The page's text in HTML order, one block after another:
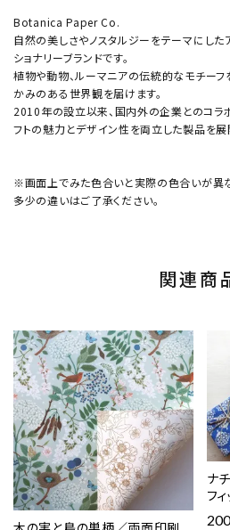
Botanica Paper Co.
自然の美しさやノスタルジーをテーマにし
ショナリーブランドです。
植物や動物、ルーマニアの伝統的なモチーフ
かみのある世界観を届けます。
2010年の設立以来、国内外の企業とのコラ
フトの魅力とデザイン性を両立した製品を展
※画面上でみた色合いと実際の色合いが異
多少の違いはご了承ください。
関連商
ナ
フ